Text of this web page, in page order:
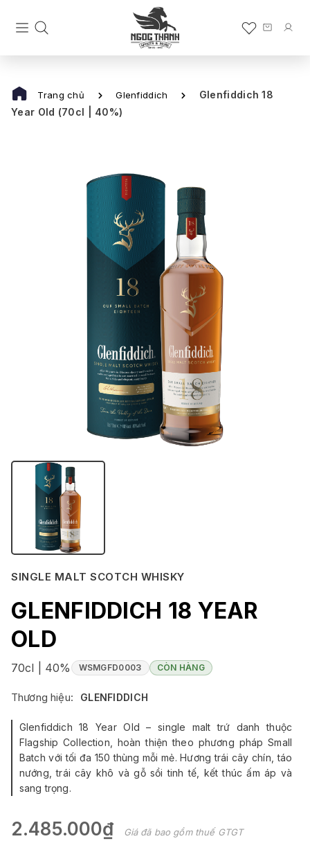
Trang chủ Glenfiddich
Glenfiddich 18
Year Old (70cl | 40%)
SINGLE MALT SCOTCH WHISKY
GLENFIDDICH 18 YEAR
OLD
70cl | 40% WSMGFD0003 CÒN HÀNG
Thương hiệu: GLENFIDDICH
Glenfiddich 18 Year Old – single malt trứ danh thuộc
Flagship Collection, hoàn thiện theo phương pháp Small
Batch với tối đa 150 thùng mỗi mẻ. Hương trái cây chín, táo
nướng, trái cây khô và gỗ sồi tinh tế, kết thúc ấm áp và
sang trọng.
2.485.000₫ Giá đã bao gồm thuế GTGT